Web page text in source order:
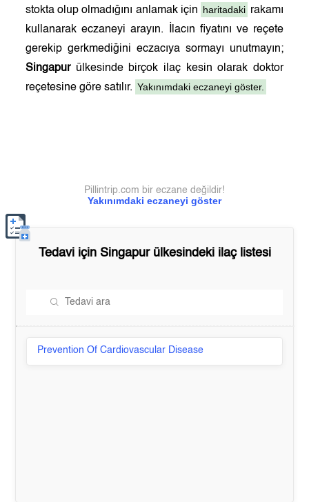
stokta olup olmadığını anlamak için haritadaki rakamı
kullanarak eczaneyi arayın. İlacın fiyatını ve reçete
gerekip gerkmediğini eczacıya sormayı unutmayın;
Singapurülkesinde birçok ilaç kesin olarak doktor
reçetesine göre satılır. Yakınımdaki eczaneyi göster.
Yakınımdaki eczaneyi göster
Pillintrip.com bir eczane değildir!
Tedavi için Singapurülkesindeki ilaç listesi
Prevention Of Cardiovascular Disease